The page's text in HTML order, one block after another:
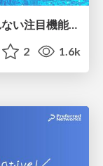
Kubernetes にこれから入るかもしれない注目機能！（2022年11月版）
2 1.6k